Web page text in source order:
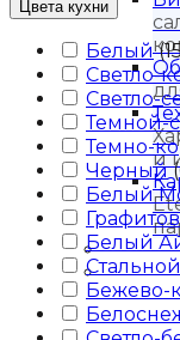
и
Блог
Цвета кухни
Белый (
Светло-
Светло-
Темной-
Темно-
Черный (
Белый
Белый
Бежево-